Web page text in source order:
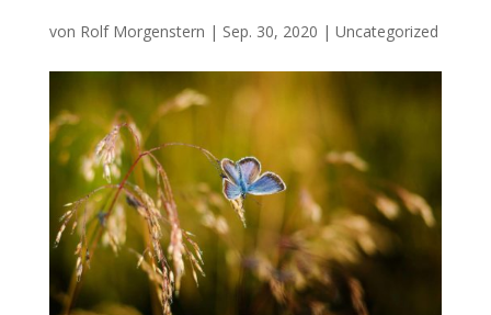
von Rolf Morgenstern | Sep. 30, 2020 | Uncategorized